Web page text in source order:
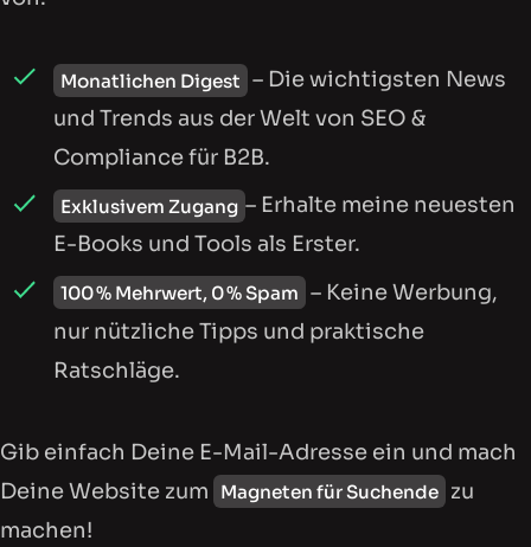
Monatlichen Digest – Die wichtigsten News
und Trends aus der Welt von SEO &
Compliance für B2B.
Exklusivem Zugang – Erhalte meine neuesten
E-Books und Tools als Erster.
100 % Mehrwert, 0 % Spam – Keine Werbung,
nur nützliche Tipps und praktische
Ratschläge.
Gib einfach Deine E-Mail-Adresse ein und mach
Deine Website zum
Magneten für Suchende zu
machen!